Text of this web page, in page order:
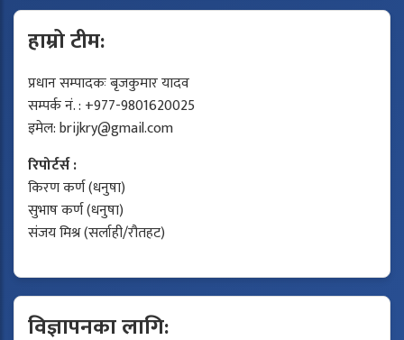
हाम्रो टीम:
प्रधान सम्पादकः बृजकुमार यादव
सम्पर्क नं. : +977-9801620025
इमेल:brijkry@gmail.com
रिपोर्टर्स :
किरण कर्ण (धनुषा)
सुभाष कर्ण (धनुषा)
संजय मिश्र (सर्लाही/रौतहट)
विज्ञापनका लागि: